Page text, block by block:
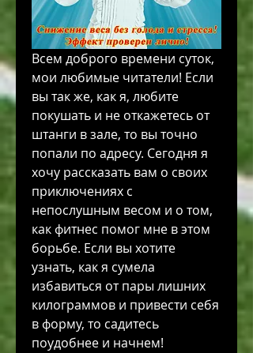
Всем доброго времени суток,
мои любимые читатели! Если
вы так же, как я, любите
покушать и не откажетесь от
штанги в зале, то вы точно
попали по адресу. Сегодня я
хочу рассказать вам о своих
приключениях с
непослушным весом и о том,
как фитнес помог мне в этом
борьбе. Если вы хотите
узнать, как я сумела
избавиться от пары лишних
килограммов и привести себя
в форму, то садитесь
поудобнее и начнем!